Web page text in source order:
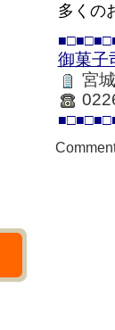
多くの
御菓子
宮